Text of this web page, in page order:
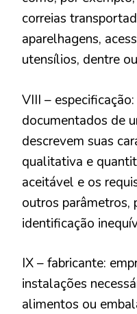
correias
aparelhagens,
utensílios, dentre
VIII –
documentados de
descrevem suas
qualitativa e
aceitável e os
outros parâmetros,
identificação
IX – fabricante:
instalações
alimentos ou